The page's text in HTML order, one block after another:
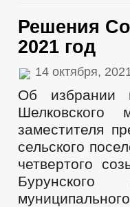
Решения
2021 год
14 октября,
Об избрании
Шелковского
заместителя
сельского
четвертого
Бурунского